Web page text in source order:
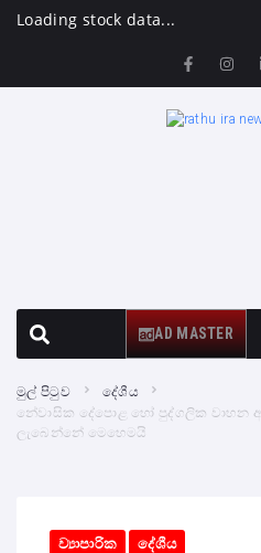
Loading stock data...
AD MASTER
මුල් පිටුව
දේශීය
නේවාසික දේපොළ හෝ පුද්ගලික වාහන
ලැබෙන්නේ මෙහෙමයි
ව්‍යාපාරික දේශීය